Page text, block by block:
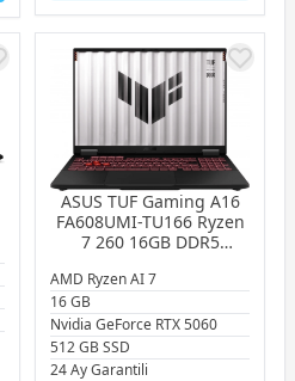
ASUS TUF Gaming A16
FA608UMI-TU166 Ryzen
7 260 16GB DDR5
8GB 16.0″ WUXGA
144Hz IPS FreeDOS
Gaming Laptop
AMD Ryzen AI 7
16 GB
Nvidia GeForce RTX 5060
512 GB SSD
24 Ay Garantili